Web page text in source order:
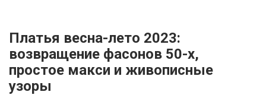
Платья весна-лето 2023:
возвращение фасонов 50-х,
простое макси и живописные
узоры